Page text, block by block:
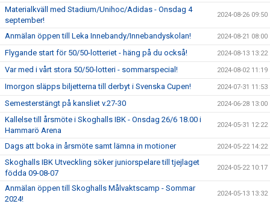
Materialkväll med Stadium/Unihoc/Adidas - Onsdag 4
september!
2024-08-26 09:50
Anmälan öppen till Leka Innebandy/Innebandyskolan! 2024-08-21 08:00
Flygande start för 50/50-lotteriet - häng på du också! 2024-08-13 13:22
Var med i vårt stora 50/50-lotteri - sommarspecial! 2024-08-02 11:19
Imorgon släpps biljetterna till derbyt i Svenska Cupen! 2024-07-31 11:53
Semesterstängt på kansliet v.27-30 2024-06-28 13:00
Kallelse till årsmöte i Skoghalls IBK - Onsdag 26/6 18.00 i
Hammarö Arena
2024-05-31 12:22
Dags att boka in årsmöte samt lämna in motioner 2024-05-22 14:22
Skoghalls IBK Utveckling söker juniorspelare till tjejlaget
födda 09-08-07
2024-05-22 10:17
Anmälan öppen till Skoghalls Målvaktscamp - Sommar
2024!
2024-05-13 13:32